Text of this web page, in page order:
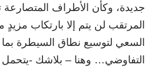
جديدة، وكأن الأطراف المتصارعة
المرتقب لن يتم إلا بارتكاب
السعي لتوسيع نطاق السيطرة
التفاوضي… وهنا – بلاشك -